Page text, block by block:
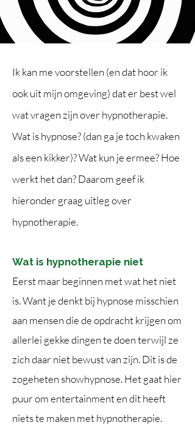
Ik kan me voorstellen (en dat hoor ik
ook uit mijn omgeving) dat er best wel
wat vragen zijn over hypnotherapie.
Wat is hypnose? (dan ga je toch kwaken
als een kikker)? Wat kun je ermee? Hoe
werkt het dan? Daarom geef ik
hieronder graag uitleg over
hypnotherapie.
Wat is hypnotherapie niet
Eerst maar beginnen met wat het niet
is. Want je denkt bij hypnose misschien
aan mensen die de opdracht krijgen om
allerlei gekke dingen te doen terwijl ze
zich daar niet bewust van zijn. Dit is de
zogeheten showhypnose. Het gaat hier
puur om entertainment en dit heeft
niets te maken met hypnotherapie.